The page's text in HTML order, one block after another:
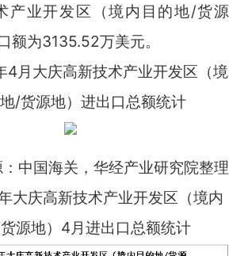
产业开发区（境内目的地/货源
额为3135.52万美元。
月大庆高新技术产业开发区（境
/货源地）进出口总额统计
中国海关，华经产业研究院整理
大庆高新技术产业开发区（境内
源地）4月进出口总额统计